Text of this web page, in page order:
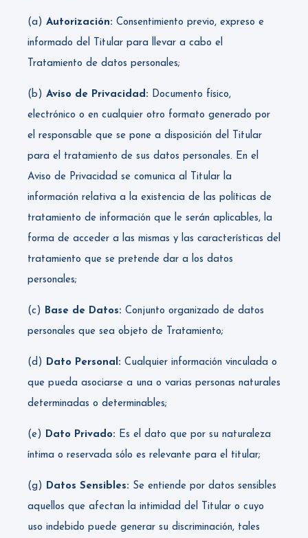
(a) Autorización: Consentimiento previo, expreso e
informado del Titular para llevar a cabo el
Tratamiento de datos personales;
(b) Aviso de Privacidad: Documento físico,
electrónico o en cualquier otro formato generado por
el responsable que se pone a disposición del Titular
para el tratamiento de sus datos personales. En el
Aviso de Privacidad se comunica al Titular la
información relativa a la existencia de las políticas de
tratamiento de información que le serán aplicables, la
forma de acceder a las mismas y las características del
tratamiento que se pretende dar a los datos
personales;
(c) Base de Datos: Conjunto organizado de datos
personales que sea objeto de Tratamiento;
(d) Dato Personal: Cualquier información vinculada o
que pueda asociarse a una o varias personas naturales
determinadas o determinables;
(e) Dato Privado: Es el dato que por su naturaleza
íntima o reservada sólo es relevante para el titular;
(g) Datos Sensibles: Se entiende por datos sensibles
aquellos que afectan la intimidad del Titular o cuyo
uso indebido puede generar su discriminación, tales